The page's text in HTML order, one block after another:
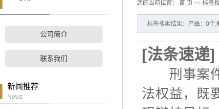
公司简介
联系我们
新闻推荐
News
您的当前位置： 首 页 >> 标签
标签搜索结果：产品：0个,
[法条速递]
刑事案件
法权益，既